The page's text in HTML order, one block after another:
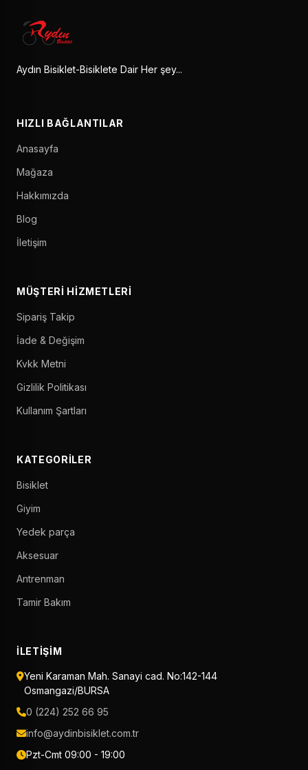
Aydın Bisiklet-Bisiklete Dair Her şey...
HIZLI BAĞLANTILAR
Anasayfa
Mağaza
Hakkımızda
Blog
İletişim
MÜŞTERI HIZMETLERI
Sipariş Takip
İade & Değişim
Kvkk Metni
Gizlilik Politikası
Kullanım Şartları
KATEGORILER
Bisiklet
Giyim
Yedek parça
Aksesuar
Antrenman
Tamir Bakım
İLETIŞIM
Yeni Karaman Mah. Sanayi cad. No:142-144
Osmangazi/BURSA
0 (224) 252 66 95
info@aydinbisiklet.com.tr
Pzt-Cmt 09:00 - 19:00